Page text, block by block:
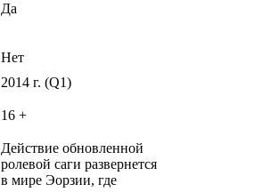
Да
Нет
2014 г. (Q1)
16 +
Действие обновленной
ролевой саги развернется
в мире Эорзии, где